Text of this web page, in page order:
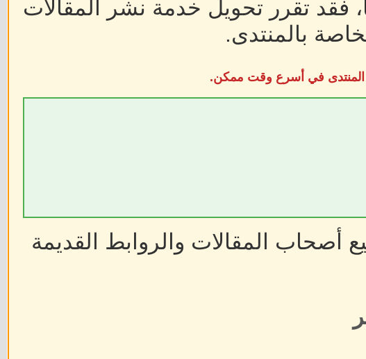
فقد تقرر تحويل خدمة نشر المقالات
بالمنتدى.
المنتدى في أسرع وقت ممكن.
المقالات والروابط القديمة